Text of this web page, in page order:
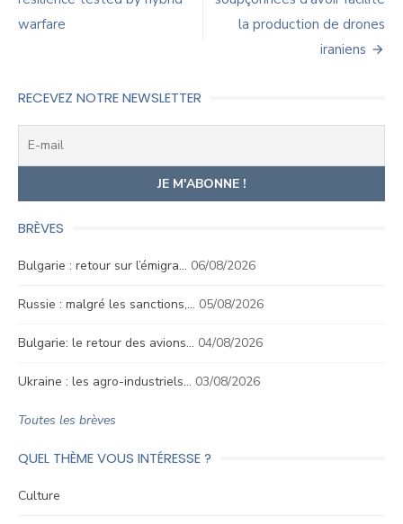
de
l’article
warfare
la production de drones
iraniens
RECEVEZ NOTRE NEWSLETTER
BRÈVES
Bulgarie : retour sur l’émigra… 06/08/2026
Russie : malgré les sanctions,… 05/08/2026
Bulgarie: le retour des avions… 04/08/2026
Ukraine : les agro-industriels… 03/08/2026
Toutes les brèves
QUEL THÈME VOUS INTÉRESSE ?
Culture